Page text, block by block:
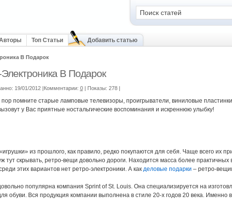
Топ Статьи Добавить статью
В Подарок
В Подарок
19/01/2012 |Комментарии: 0 | Показы: 278 |
пор помните старые ламповые телевизоры, проигрыватели, виниловые
у Вас приятные ностальгические воспоминания и искреннюю улыбку!
из прошлого, как правило, редко покупаются для себя. Чаще всего их
тут скрывать, ретро-вещи довольно дороги. Находится масса более практичных
этих вариантов нет ретро-электроники. А как деловые подарки – ретро-
популярна компания Sprint of St. Louis. Она специализируется на
обуви. Вся продукция компании выполнена в стиле 20-х годов 20 века. Именно